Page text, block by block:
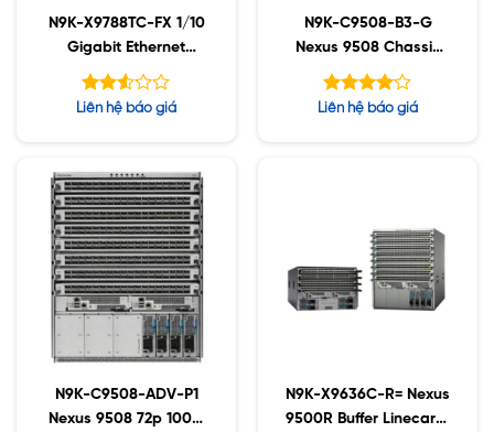
N9K-X9788TC-FX 1/10
Gigabit Ethernet
BaseT Access-Layer
Được
5 sao
Liên hệ báo giá
N9K-C9508-B3-G
Nexus 9508 Chassis
Bundle (1 Sup, 2 SC, 4
PS, 4 FM-G, 3 Fan)
Được
Liên hệ báo giá
N9K-C9508-ADV-P1
Nexus 9508 72p 100G
N9K-X9636C-R= Nexus
9500R Buffer Linecard,